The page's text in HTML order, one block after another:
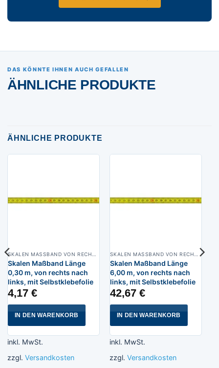
DAS KÖNNTE IHNEN AUCH GEFALLEN
ÄHNLICHE PRODUKTE
ÄHNLICHE PRODUKTE
Skalen Maßband Länge
0,30 m, von rechts nach
links, mit Selbstklebefolie
4,17 €
IN DEN WARENKORB
inkl. MwSt.
zzgl. Versandkosten
Skalen Maßband Länge
6,00 m, von rechts nach
links, mit Selbstklebefolie
42,67 €
IN DEN WARENKORB
inkl. MwSt.
zzgl. Versandkosten